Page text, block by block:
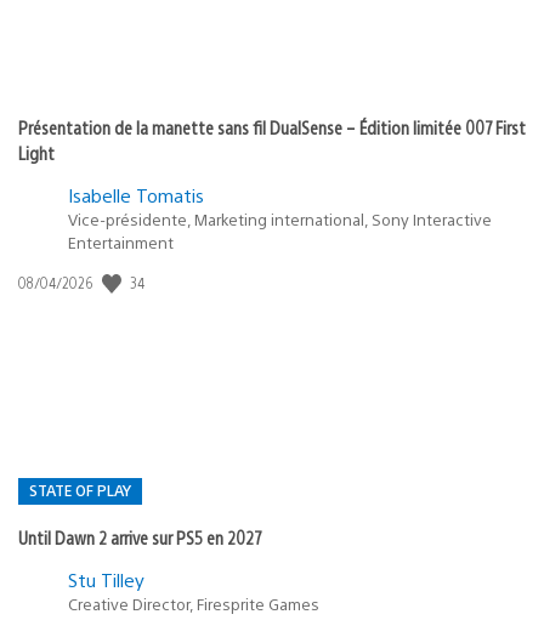
Présentation de la manette sans fil DualSense – Édition limitée 007 First
Light
Isabelle Tomatis
Vice-présidente, Marketing international, Sony Interactive
Entertainment
Date
08/04/2026 34
STATE OF PLAY
Until Dawn 2 arrive sur PS5 en 2027
PostéeStu Tilley
Creative Director, Firesprite Games